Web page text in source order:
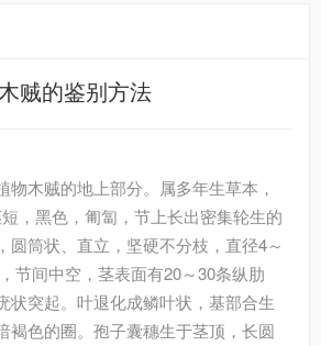
贼的鉴别方法
物木贼的地上部分。属多年生草本，
，黑色，匍匐，节上长出密集轮生的
圆筒状、直立，坚硬不分枝，直径4～
节间中空，茎表面有20～30条纵肋
状突起。叶退化成鳞叶状，基部合生
褐色的圈。孢子囊穗生于茎顶，长圆